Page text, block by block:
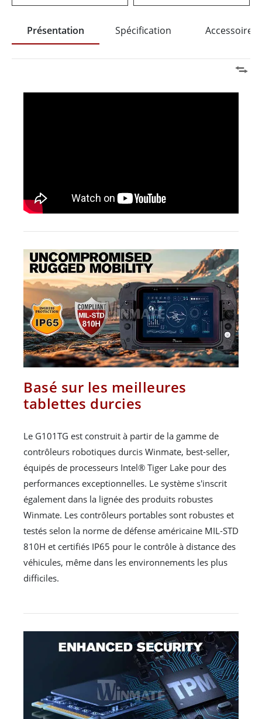
Présentation Spécification Accessoires
Basé sur les meilleures
tablettes durcies
Le G101TG est construit à partir de la gamme de
contrôleurs robotiques durcis Winmate, best-seller,
équipés de processeurs Intel® Tiger Lake pour des
performances exceptionnelles. Le système s'inscrit
également dans la lignée des produits robustes
Winmate. Les contrôleurs portables sont robustes et
testés selon la norme de défense américaine MIL-STD
810H et certifiés IP65 pour le contrôle à distance des
véhicules, même dans les environnements les plus
difficiles.